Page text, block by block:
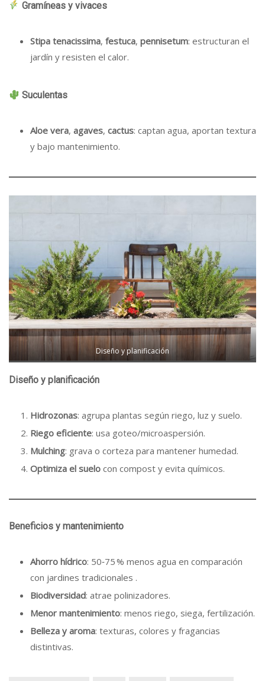
Gramíneas y vivaces
Stipa tenacissima, festuca, pennisetum: estructuran el
jardín y resisten el calor.
Suculentas
Aloe vera, agaves, cactus: captan agua, aportan textura
y bajo mantenimiento.
Diseño y planificación
Diseño y planificación
Hidrozonas: agrupa plantas según riego, luz y suelo.
Riego eficiente: usa goteo/microaspersión.
Mulching: grava o corteza para mantener humedad.
Optimiza el suelo con compost y evita químicos.
Beneficios y mantenimiento
Ahorro hídrico: 50‑75 % menos agua en comparación
con jardines tradicionales .
Biodiversidad: atrae polinizadores.
Menor mantenimiento: menos riego, siega, fertilización.
Belleza y aroma: texturas, colores y fragancias
distintivas.